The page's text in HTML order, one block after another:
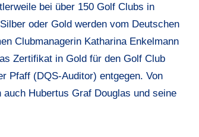
bei über 150 Golf Clubs in
oder Gold werden vom Deutschen
Clubmanagerin Katharina Enkelmann
Zertifikat in Gold für den Golf Club
Pfaff (DQS-Auditor) entgegen. Von
Hubertus Graf Douglas und seine